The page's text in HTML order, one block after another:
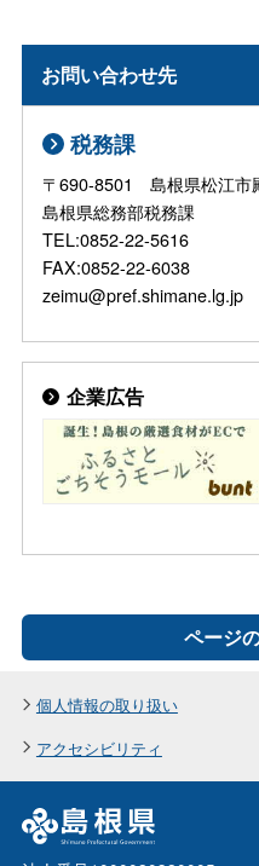
お問い合わせ先
税務課
〒690-8501 島根県松江市
島根県総務部税務課
TEL:0852-22-5616
FAX:0852-22-6038
zeimu@pref.shimane.lg.jp
企業広告
ページ
個人情報の取り扱い
アクセシビリティ